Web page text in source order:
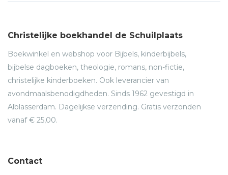
Christelijke boekhandel de Schuilplaats
Boekwinkel en webshop voor Bijbels, kinderbijbels,
bijbelse dagboeken, theologie, romans, non-fictie,
christelijke kinderboeken. Ook leverancier van
avondmaalsbenodigdheden. Sinds 1962 gevestigd in
Alblasserdam. Dagelijkse verzending. Gratis verzonden
vanaf € 25,00.
Contact